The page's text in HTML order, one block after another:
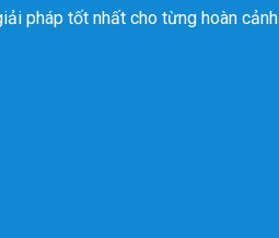
pháp tốt nhất cho từng hoàn cảnh